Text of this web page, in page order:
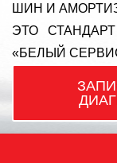
ШИН И
ЭТО
«БЕЛЫЙ